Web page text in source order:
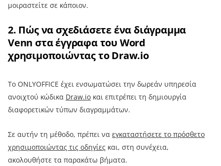
μοιραστείτε σε κάποιον.
2. Πώς να σχεδιάσετε ένα διάγραμμα
Venn στα έγγραφα του Word
χρησιμοποιώντας το Draw.io
Το ONLYOFFICE έχει ενσωματώσει την δωρεάν υπηρεσία
ανοιχτού κώδικα Draw.io και επιτρέπει τη δημιουργία
διαφορετικών τύπων διαγραμμάτων.
Σε αυτήν τη μέθοδο, πρέπει να εγκαταστήσετε το πρόσθετο
χρησιμοποιώντας τις οδηγίες και, στη συνέχεια,
ακολουθήστε τα παρακάτω βήματα.